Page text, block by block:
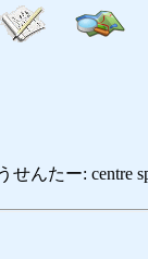
んたー: centre